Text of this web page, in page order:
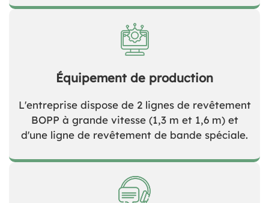
Équipement de production
L'entreprise dispose de 2 lignes de revêtement
BOPP à grande vitesse (1,3 m et 1,6 m) et
d'une ligne de revêtement de bande spéciale.